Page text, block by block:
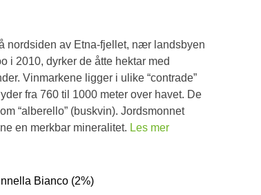
nordsiden av Etna-fjellet, nær landsbyen
i 2010, dyrker de åtte hektar med
Vinmarkene ligger i ulike “contrade”
fra 760 til 1000 meter over havet. De
“alberello” (buskvin). Jordsmonnet
en merkbar mineralitet. Les mer
Bianco (2%)